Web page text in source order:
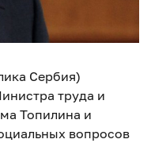
Сербия)
труда и
Топилина и
вопросов